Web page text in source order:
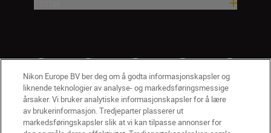
Nikon Europe BV ber deg om å godta informasjonskapsler og
liknende teknologier av analyse- og markedsføringsmessige
årsaker. Vi bruker analytiske informasjonskapsler for å lære
av brukerinformasjon. Tredjeparter plasserer ut
markedsføringskapsler slik at vi kan tilpasse annonser for